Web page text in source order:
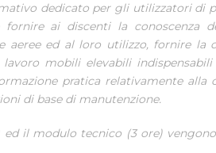
dedicato per gli utilizzatori di
ai discenti la conoscenza
ed al loro utilizzo, fornire la
mobili elevabili
pratica relativamente alla
di base di manutenzione.
il modulo tecnico (3 ore)